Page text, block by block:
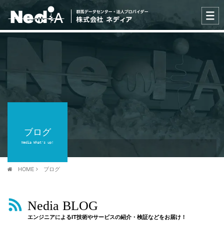
ブログ
Nedia What's up!
HOME ブログ
Nedia BLOG
エンジニアによるIT技術やサービスの紹介・検証などをお届け！